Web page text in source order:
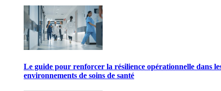
Le guide pour renforcer la résilience opérationnelle dans
environnements de soins de santé